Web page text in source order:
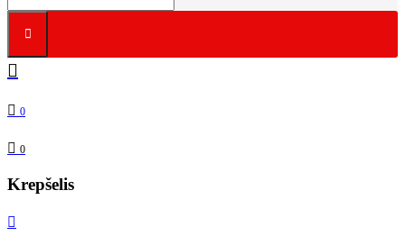
0
0
Krepšelis